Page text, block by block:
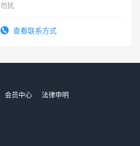
勿扰
查看联系方式
会员中心
法律申明